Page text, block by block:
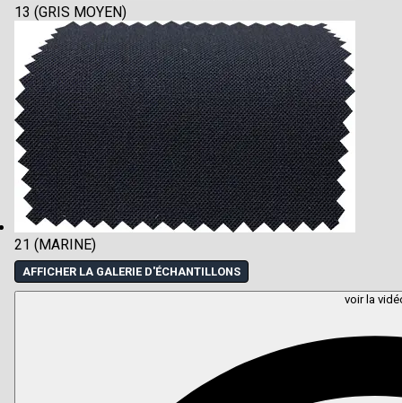
13 (GRIS MOYEN)
21 (MARINE)
AFFICHER LA GALERIE D'ÉCHANTILLONS
voir la